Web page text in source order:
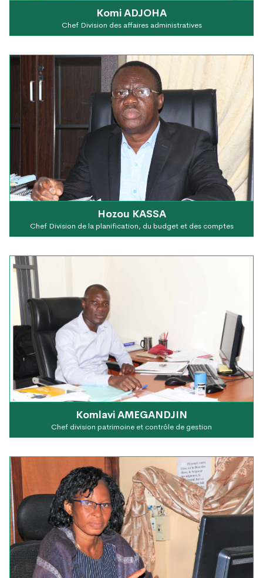
Komi ADJOHA
Chef Division des affaires administratives
Hozou KASSA
Chef Division de la planification, du budget et des comptes
Komlavi AMEGANDJIN
Chef division patrimoine et contrôle de gestion